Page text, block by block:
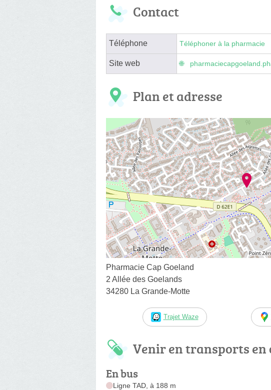
Contact
Téléphone Téléphoner à la pharmacie
Site web
Plan et adresse
Pharmacie Cap Goeland
2 Allée des Goelands
34280 La Grande-Motte
Trajet Waze
Venir en transports en
En bus
Ligne TAD, à 188 m